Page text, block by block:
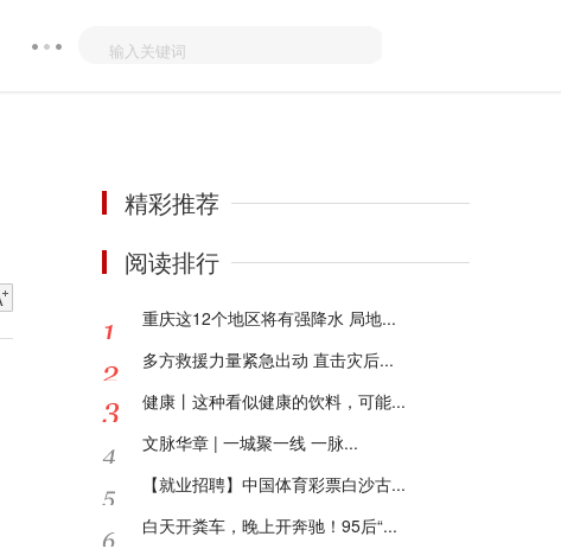
精彩推荐
阅读排行
重庆这12个地区将有强降水 局地...
多方救援力量紧急出动 直击灾后...
健康丨这种看似健康的饮料，可能...
文脉华章 | 一城聚一线 一脉...
【就业招聘】中国体育彩票白沙古...
白天开粪车，晚上开奔驰！95后“...